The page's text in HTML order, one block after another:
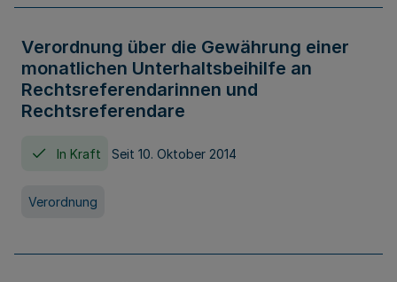
Verordnung über die Gewährung einer
monatlichen Unterhaltsbeihilfe an
Rechtsreferendarinnen und
Rechtsreferendare
In Kraft Seit 10. Oktober 2014
Verordnung